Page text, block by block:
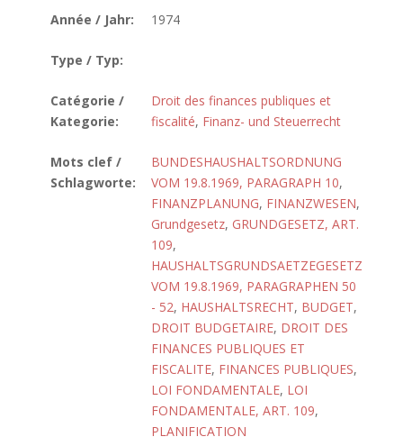
Année / Jahr: 1974
Type / Typ:
Catégorie /
Kategorie:
Droit des finances publiques et
fiscalité, Finanz- und Steuerrecht
Mots clef /
Schlagworte:
BUNDESHAUSHALTSORDNUNG
VOM 19.8.1969, PARAGRAPH 10,
FINANZPLANUNG, FINANZWESEN,
Grundgesetz, GRUNDGESETZ, ART.
109,
HAUSHALTSGRUNDSAETZEGESETZ
VOM 19.8.1969, PARAGRAPHEN 50
- 52, HAUSHALTSRECHT, BUDGET,
DROIT BUDGETAIRE, DROIT DES
FINANCES PUBLIQUES ET
FISCALITE, FINANCES PUBLIQUES,
LOI FONDAMENTALE, LOI
FONDAMENTALE, ART. 109,
PLANIFICATION